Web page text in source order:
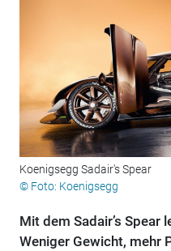
Koenigsegg Sadair's Spear
© Foto: Koenigsegg
Mit dem Sadair’s Spear
Weniger Gewicht, mehr